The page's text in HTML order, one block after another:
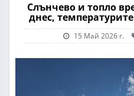
Слънчево и топло
днес,
15 Май 2026 г.